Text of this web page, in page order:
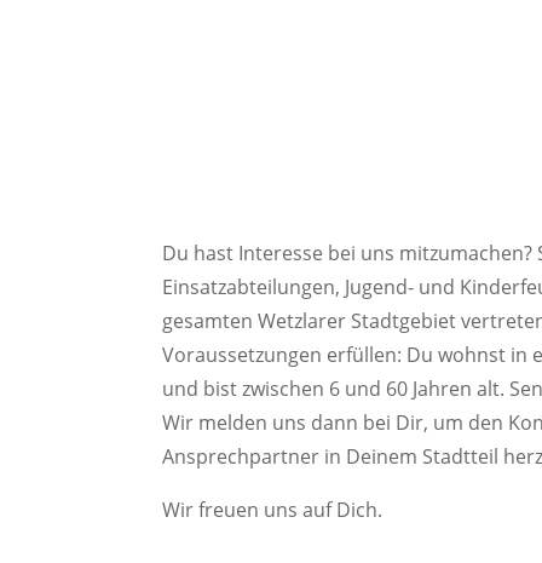
Du hast Interesse bei uns mitzumachen?
Einsatzabteilungen, Jugend- und
gesamten Wetzlarer Stadtgebiet
Voraussetzungen erfüllen: Du wohnst in
und bist zwischen 6 und 60 Jahren alt.
Wir melden uns dann bei Dir, um den
Ansprechpartner in Deinem Stadtteil
Wir freuen uns auf Dich.